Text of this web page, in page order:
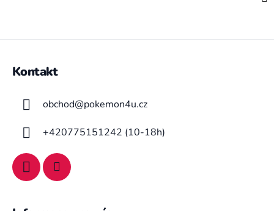
Kontakt
obchod@pokemon4u.cz
+420775151242 (10-18h)